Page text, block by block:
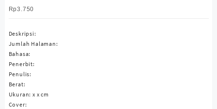
Rp3.750
Deskripsi:
Jumlah Halaman:
Bahasa:
Penerbit:
Penulis:
Berat:
Ukuran: x x cm
Cover: